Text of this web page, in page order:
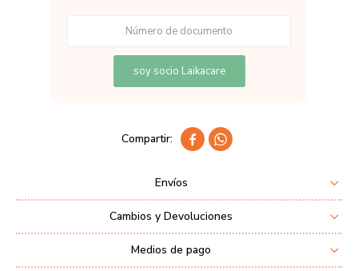
soy socio Laikacare
 
Envíos
Cambios y Devoluciones
Medios de pago